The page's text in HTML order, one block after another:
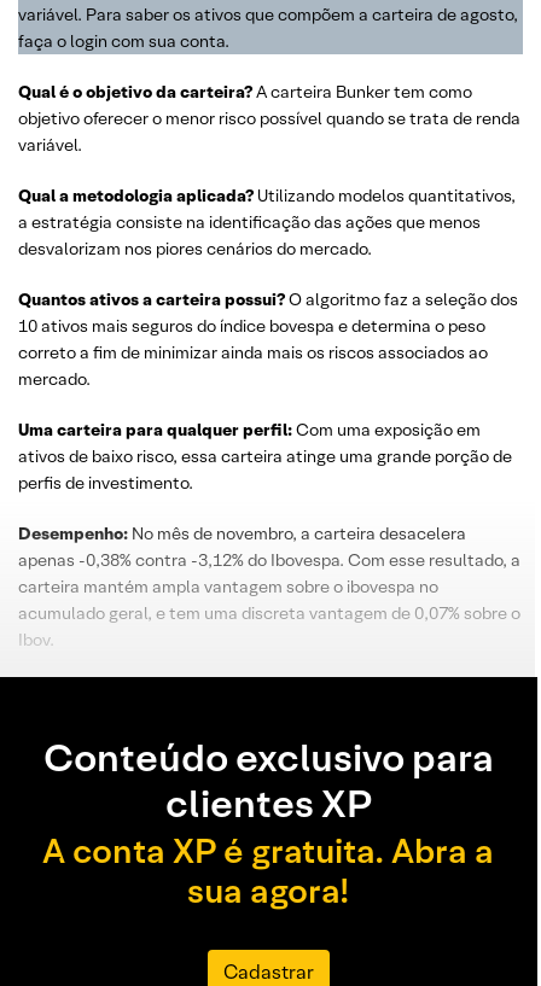
variável. Para saber os ativos que compõem a carteira de agosto,
faça o login com sua conta.
Qual é oobjetivodacarteira?A carteira Bunker tem como
objetivo oferecer o menor risco possível quando se trata de renda
variável.
Qual a metodologia aplicada? Utilizando modelos quantitativos,
a estratégia consiste na identificação das ações que menos
desvalorizam nos piores cenários do mercado.
Quantos ativos a carteira possui?O algoritmo faz a seleção dos
10 ativos mais seguros do índice bovespa e determina o peso
correto a fim de minimizar ainda mais os riscos associados ao
mercado.
Uma carteira para qualquer perfil:Com uma exposição em
ativos de baixo risco, essa carteira atinge uma grande porção de
perfis de investimento.
Desempenho: No mês de novembro, a carteira desacelera
apenas -0,38% contra -3,12% do Ibovespa. Com esse resultado, a
carteira mantém ampla vantagem sobre o ibovespa no
acumulado geral, e tem uma discreta vantagem de 0,07% sobre o
Ibov.
Conteúdo exclusivo para
clientes XP
A conta XP é gratuita. Abra a
sua agora!
Cadastrar